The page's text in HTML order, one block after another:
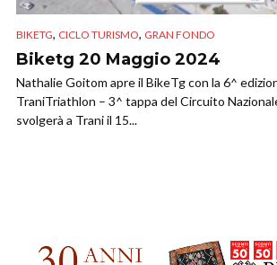
BIKETG, CICLO TURISMO, GRAN FONDO
Biketg 20 Maggio 2024
Nathalie Goitom apre il BikeTg con la 6^
TraniTriathlon – 3^ tappa del Circuito
svolgerà a Trani il 15...